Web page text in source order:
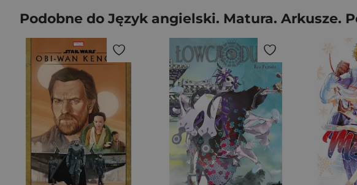
Podobne do Język angielski. Matura. Arkusze.